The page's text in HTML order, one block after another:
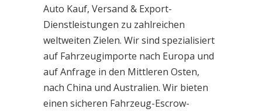
Auto Kauf, Versand & Export-
Dienstleistungen zu zahlreichen
weltweiten Zielen. Wir sind spezialisiert
auf Fahrzeugimporte nach Europa und
auf Anfrage in den Mittleren Osten,
nach China und Australien. Wir bieten
einen sicheren Fahrzeug-Escrow-